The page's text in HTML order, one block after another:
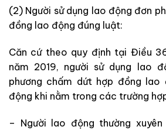
(2) Người sử dụng lao động đơn
đồng lao động đúng luật:
Căn cứ theo quy định tại Điều
năm 2019, người sử dụng lao
phương chấm dứt hợp đồng lao
động khi nằm trong các trường
– Người lao động thường